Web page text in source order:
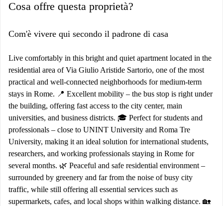
Cosa offre questa proprietà?
Com'è vivere qui secondo il padrone di casa
Live comfortably in this bright and quiet apartment located in the
residential area of Via Giulio Aristide Sartorio, one of the most
practical and well-connected neighborhoods for medium-term
stays in Rome. 📍 Excellent mobility – the bus stop is right under
the building, offering fast access to the city center, main
universities, and business districts. 🎓 Perfect for students and
professionals – close to UNINT University and Roma Tre
University, making it an ideal solution for international students,
researchers, and working professionals staying in Rome for
several months. 🌿 Peaceful and safe residential environment –
surrounded by greenery and far from the noise of busy city
traffic, while still offering all essential services such as
supermarkets, cafes, and local shops within walking distance. 🏡